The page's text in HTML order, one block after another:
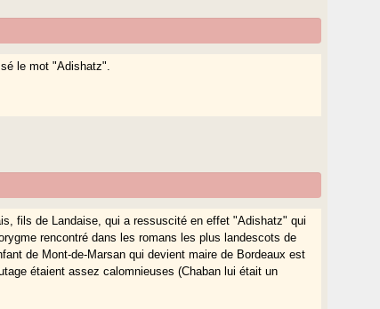
le mot "Adishatz".
fils de Landaise, qui a ressuscité en effet "Adishatz" qui
rencontré dans les romans les plus landescots de
de Mont-de-Marsan qui devient maire de Bordeaux est
étaient assez calomnieuses (Chaban lui était un